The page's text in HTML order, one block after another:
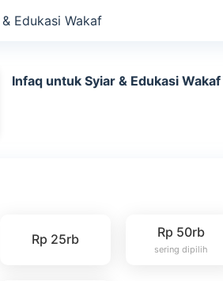
Edukasi Wakaf
Infaq untuk Syiar & Edukasi Wakaf
Rp 25rb Rp 50rb
sering dipilih